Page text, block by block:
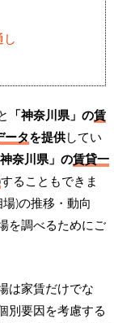
「神奈川県」の賃
ータを提供してい
奈川県」の賃貸一
することもできま
)の推移・動向
を調べるためにご
は家賃だけでな
別要因を考慮する